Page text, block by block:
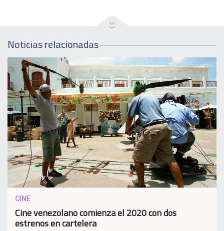
Noticias relacionadas
CINE
Cine venezolano comienza el 2020 con dos
estrenos en cartelera